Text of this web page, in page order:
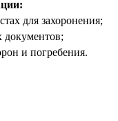
для захоронения;
и погребения.